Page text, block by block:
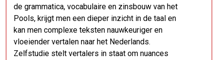
de grammatica, vocabulaire en zinsbouw van het
Pools, krijgt men een dieper inzicht in de taal en
kan men complexe teksten nauwkeuriger en
vloeiender vertalen naar het Nederlands.
Zelfstudie stelt vertalers in staat om nuances